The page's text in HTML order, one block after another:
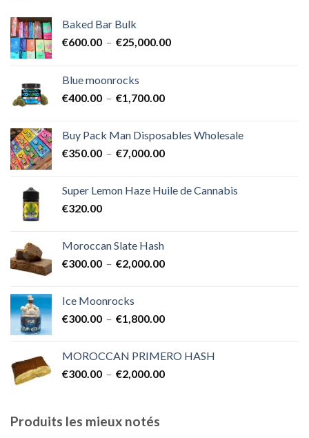
Baked Bar Bulk
€600.00 – €25,000.00Plage
Blue moonrocks
€400.00 – €1,700.00Plage
€400.00
à
Buy Pack Man Disposables Wholesale
€350.00 – €7,000.00Plage
€350.00
Super Lemon Haze Huile de Cannabis
€320.00
Moroccan Slate Hash
€300.00 – €2,000.00Plage
à
Ice Moonrocks
€300.00 – €1,800.00Plage
€300.00
à
MOROCCAN PRIMERO HASH
€300.00 – €2,000.00Plage
Produits les mieux notés